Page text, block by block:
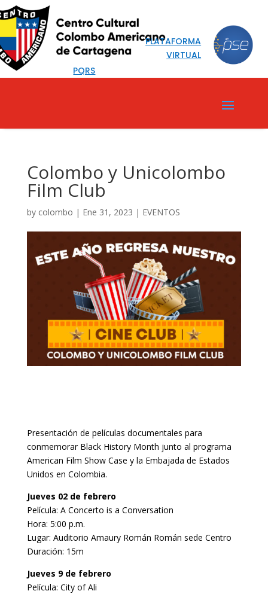
PQRS
PLATAFORMA
VIRTUAL
Colombo y Unicolombo
Film Club
by colombo | Ene 31, 2023 | EVENTOS
Presentación de películas documentales para
conmemorar Black History Month junto al programa
American Film Show Case y la Embajada de Estados
Unidos en Colombia.
Jueves 02 de febrero
Película: A Concerto is a Conversation
Hora: 5:00 p.m.
Lugar: Auditorio Amaury Román Román sede Centro
Duración: 15m
Jueves 9 de febrero
Película: City of Ali